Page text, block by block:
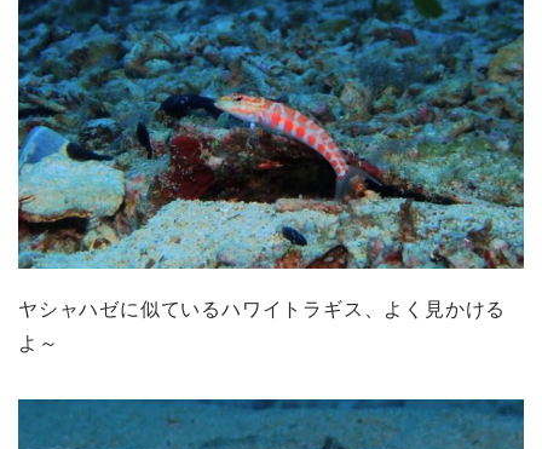
ヤシャハゼに似ているハワイトラギス、よく見かける
よ～